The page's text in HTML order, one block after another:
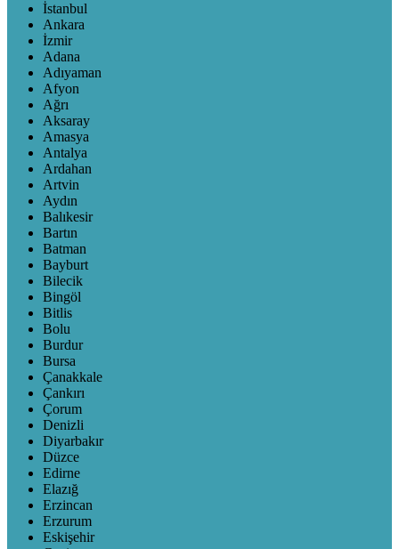
İstanbul
Ankara
İzmir
Adana
Adıyaman
Afyon
Ağrı
Aksaray
Amasya
Antalya
Ardahan
Artvin
Aydın
Balıkesir
Bartın
Batman
Bayburt
Bilecik
Bingöl
Bitlis
Bolu
Burdur
Bursa
Çanakkale
Çankırı
Çorum
Denizli
Diyarbakır
Düzce
Edirne
Elazığ
Erzincan
Erzurum
Eskişehir